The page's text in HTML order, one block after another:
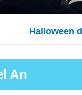
Halloween
An